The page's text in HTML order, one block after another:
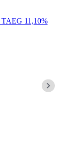
TAEG 11,10%